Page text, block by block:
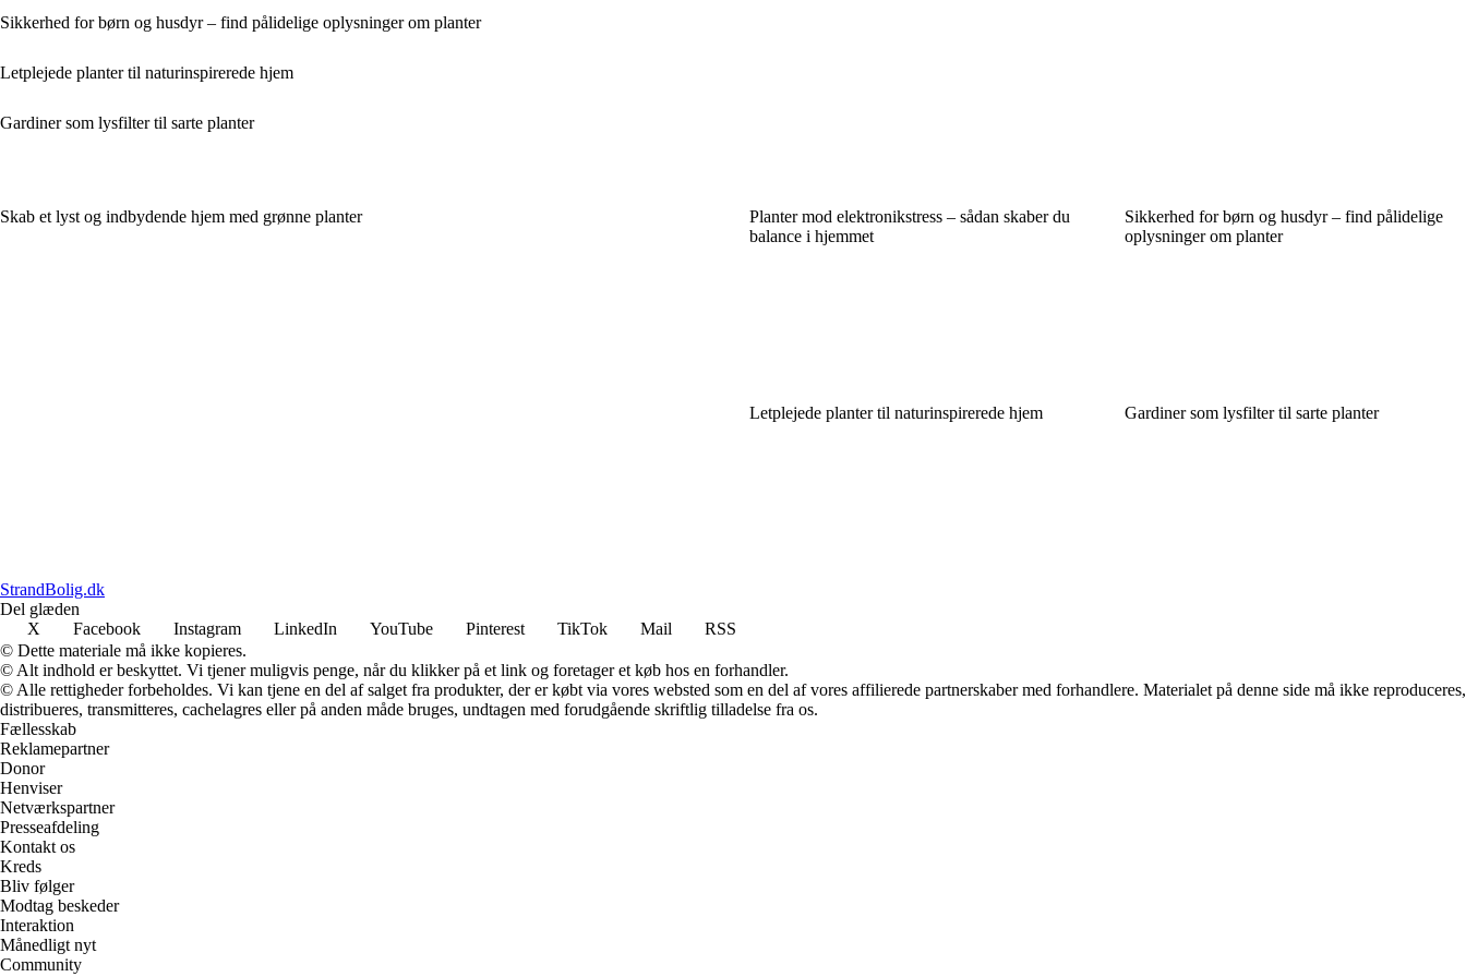
Sikkerhed for børn og husdyr – find pålidelige oplysninger om planter
Letplejede planter til naturinspirerede hjem
Gardiner som lysfilter til sarte planter
Skab et lyst og indbydende hjem med grønne planter
Planter mod elektronikstress – sådan skaber du
balance i hjemmet
Sikkerhed for børn og husdyr – find pålidelige
oplysninger om planter
Letplejede planter til naturinspirerede hjem Gardiner som lysfilter til sarte planter
StrandBolig.dk
Del glæden
X
Facebook Instagram LinkedIn YouTube Pinterest TikTok Mail
RSS
© Dette materiale må ikke kopieres.
© Alt indhold er beskyttet. Vi tjener muligvis penge, når du klikker på et link og foretager et køb hos en forhandler.
© Alle rettigheder forbeholdes. Vi kan tjene en del af salget fra produkter, der er købt via vores websted som en del af vores affilierede partnerskaber med forhandlere. Materialet på denne side må ikke reproduceres,
distribueres, transmitteres, cachelagres eller på anden måde bruges, undtagen med forudgående skriftlig tilladelse fra os.
Fællesskab
Reklamepartner
Donor
Henviser
Netværkspartner
Presseafdeling
Kontakt os
Kreds
Bliv følger
Modtag beskeder
Interaktion
Månedligt nyt
Community